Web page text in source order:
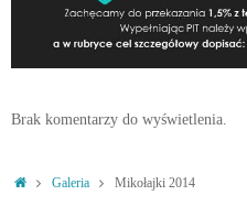
Brak komentarzy do wyświetlenia.
StronaGaleria Mikołajki 2014